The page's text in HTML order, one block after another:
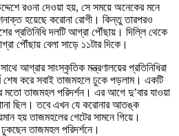
রওনা দেওয়া হয়, সে সময়ে অনেকের মনে
হয়েছে করোনা রোগী। কিন্তু তারপরও
প্রতিনিধি দলটি আগ্রা পৌঁছায়। দিল্লি থেকে
পৌঁছায় বেলা সাড়ে ১১টার দিকে।
আগ্রার সাংস্কৃতিক মন্ত্রণালয়ের প্রতিনিধিরা
শেষ করে সবাই তাজমহলে ঢুকে পড়লাম। একটি
মতো তাজমহল পরিদর্শন। এর আগে দু’বার যাওয়া
ছিল। তবে এখন যে করোনার আতঙ্ক
হয় তাজমহলের গেটের সামনে গিয়ে।
তাজমহল পরিদর্শনে।